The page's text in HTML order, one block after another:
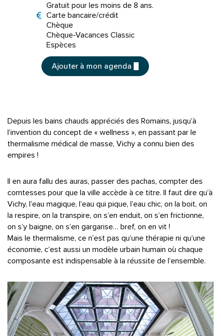
Gratuit pour les moins de 8 ans.
Moyens de paiement
Carte bancaire/crédit
Chèque
Chèque-Vacances Classic
Espèces
Ajouter à mon agenda
Depuis les bains chauds appréciés des Romains, jusqu’à
l’invention du concept de « wellness », en passant par le
thermalisme médical de masse, Vichy a connu bien des
empires !
Il en aura fallu des auras, passer des pachas, compter des
comtesses pour que la ville accède à ce titre. Il faut dire qu’à
Vichy, l’eau magique, l’eau qui pique, l’eau chic, on la boit, on
la respire, on la transpire, on s’en enduit, on s’en frictionne,
on s’y baigne, on s’en gargarise… bref, on en vit !
Mais le thermalisme, ce n’est pas qu’une thérapie ni qu’une
économie, c’est aussi un modèle urbain humain où chaque
composante est indispensable à la réussite de l’ensemble.